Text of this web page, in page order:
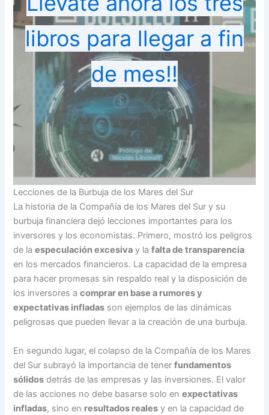
libros para llegar a fin
de mes!!
Lecciones de la Burbuja de los Mares del Sur
La historia de la Compañía de los Mares del Sur y su
burbuja financiera dejó lecciones importantes para los
inversores y los economistas. Primero, mostró los peligros
de laespeculación excesiva y lafalta de transparencia
en los mercados financieros. La capacidad de la empresa
para hacer promesas sin respaldo real y la disposición de
los inversores acomprar en base a rumores y
expectativas infladas son ejemplos de las dinámicas
peligrosas que pueden llevar a la creación de una burbuja.
En segundo lugar, el colapso de la Compañía de los Mares
del Sur subrayó la importancia de tenerfundamentos
sólidos detrás de las empresas y las inversiones. El valor
de las acciones no debe basarse solo enexpectativas
infladas, sino en resultados reales y en la capacidad de